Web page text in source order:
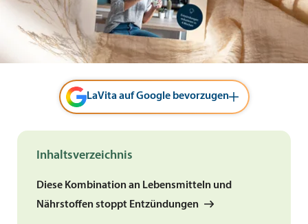
LaVita auf Google bevorzugen
Inhaltsverzeichnis
Diese Kombination an Lebensmitteln und
Nährstoffen stoppt Entzündungen